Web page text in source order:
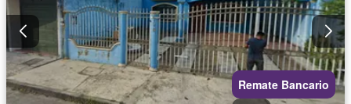
Remate Bancario